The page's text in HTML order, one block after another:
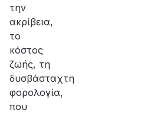
την
ακρίβεια,
το
κόστος
ζωής, τη
δυσβάσταχτη
φορολογία,
που